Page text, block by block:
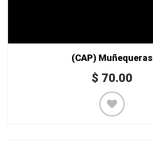
(CAP) Muñequeras
$ 70.00